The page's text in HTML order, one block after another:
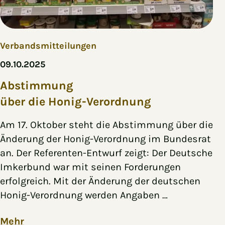
Verbandsmitteilungen
09.10.2025
Abstimmung
über die Honig-Verordnung
Am 17. Oktober steht die Abstimmung über die
Änderung der Honig-Verordnung im Bundesrat
an. Der Referenten-Entwurf zeigt: Der Deutsche
Imkerbund war mit seinen Forderungen
erfolgreich. Mit der Änderung der deutschen
Honig-Verordnung werden Angaben …
Mehr